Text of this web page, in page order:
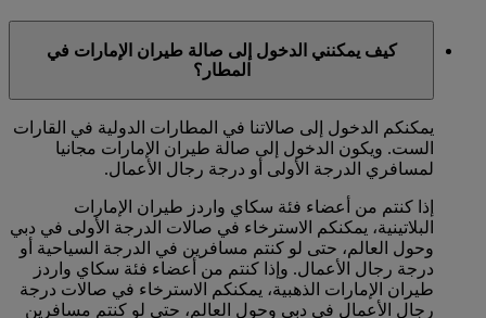
كيف يمكنني الدخول إلى صالة طيران الإمارات في
المطار؟
يمكنكم الدخول إلى صالاتنا في المطارات الدولية في القارات
الست. ويكون الدخول إلى صالة طيران الإمارات مجانيا
لمسافري الدرجة الأولى أو درجة رجال الأعمال.
إذا كنتم من أعضاء فئة سكاي واردز طيران الإمارات
البلاتينية، يمكنكم الاسترخاء في صالات الدرجة الأولى في دبي
وحول العالم، حتى لو كنتم مسافرين في الدرجة السياحية أو
درجة رجال الأعمال. وإذا كنتم من أعضاء فئة سكاي واردز
طيران الإمارات الذهبية، يمكنكم الاسترخاء في صالات درجة
رجال الأعمال في دبي وحول العالم، حتى لو كنتم مسافرين